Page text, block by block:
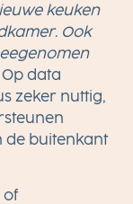
keuken
Ook
Op data
zeker nuttig,
de buitenkant
of